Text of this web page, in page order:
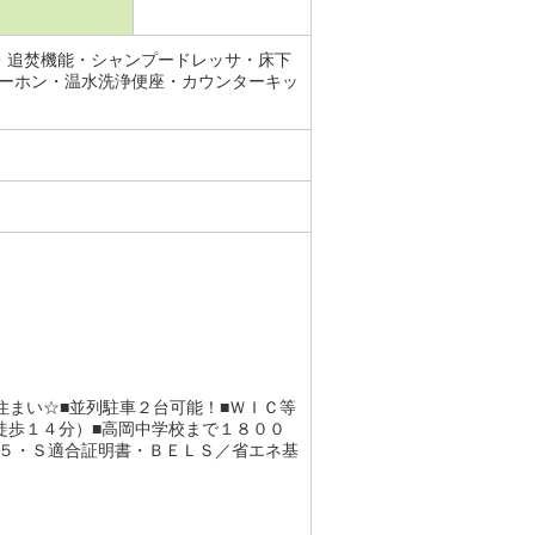
焚機能・シャンプードレッサ・床下
ホン・温水洗浄便座・カウンターキッ
まい☆■並列駐車２台可能！■ＷＩＣ等
１４分）■高岡中学校まで１８００
・Ｓ適合証明書・ＢＥＬＳ／省エネ基